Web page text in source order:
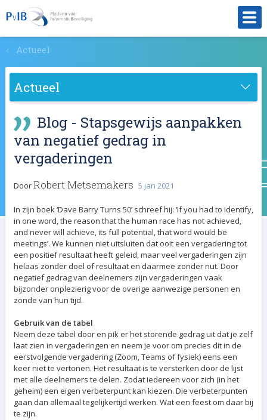
a
Actueel
Actueel
Blog - Stapsgewijs aanpakken
van negatief gedrag in
vergaderingen
DoorRobert Metsemakers 5 jan 2021
In zijn boek ‘Dave Barry Turns 50’ schreef hij: ‘If you had to identify,
in one word, the reason that the human race has not achieved,
and never will achieve, its full potential, that word would be
meetings’. We kunnen niet uitsluiten dat ooit een vergadering tot
een positief resultaat heeft geleid, maar veel vergaderingen zijn
helaas zonder doel of resultaat en daarmee zonder nut. Door
negatief gedrag van deelnemers zijn vergaderingen vaak
bijzonder onplezierig voor de overige aanwezige personen en
zonde van hun tijd.
Gebruik van de tabel
Neem deze tabel door en pik er het storende gedrag uit dat je zelf
laat zien in vergaderingen en neem je voor om precies dit in de
eerstvolgende vergadering (Zoom, Teams of fysiek) eens een
keer niet te vertonen. Het resultaat is te versterken door de lijst
met alle deelnemers te delen. Zodat iedereen voor zich (in het
geheim) een eigen verbeterpunt kan kiezen. Die verbeterpunten
gaan dan allemaal tegelijkertijd werken. Wat een feest om daar bij
te zijn.